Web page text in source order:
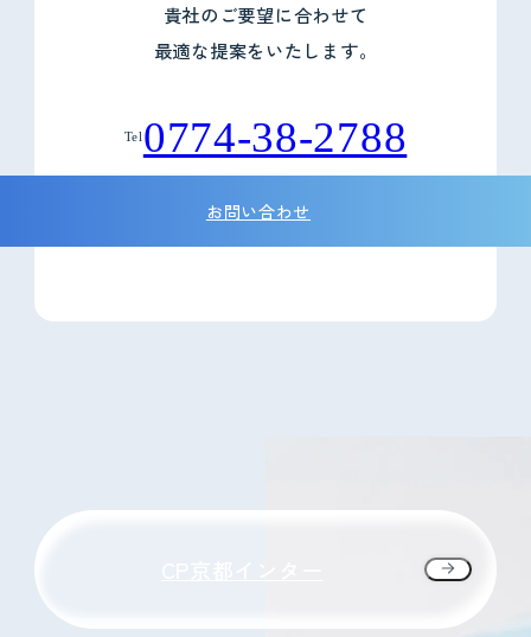
貴社のご要望に合わせて
最適な提案をいたします。
Tel 0774-38-2788
お問い合わせ